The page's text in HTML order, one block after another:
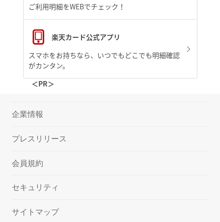
ご利用明細をWEBでチェック！
楽天カード公式アプリ
スマホをお持ちなら、いつでもどこでも明細確認
がカンタン。
＜PR＞
企業情報
プレスリリース
会員規約
セキュリティ
サイトマップ